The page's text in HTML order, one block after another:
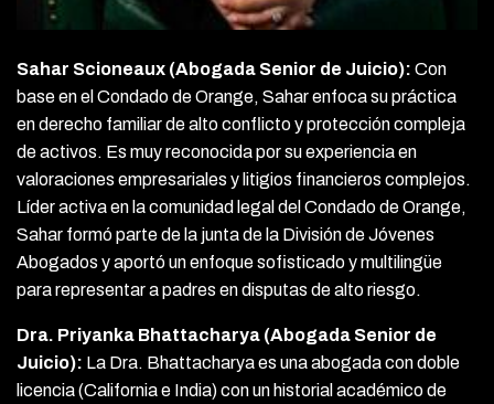
Sahar Scioneaux (Abogada Senior de Juicio): Con
base en el Condado de Orange, Sahar enfoca su práctica
en derecho familiar de alto conflicto y protección compleja
de activos. Es muy reconocida por su experiencia en
valoraciones empresariales y litigios financieros complejos.
Líder activa en la comunidad legal del Condado de Orange,
Sahar formó parte de la junta de la División de Jóvenes
Abogados y aportó un enfoque sofisticado y multilingüe
para representar a padres en disputas de alto riesgo.
Dra. Priyanka Bhattacharya (Abogada Senior de
Juicio): La Dra. Bhattacharya es una abogada con doble
licencia (California e India) con un historial académico de